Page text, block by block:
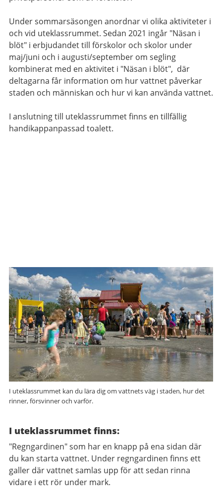
Under sommarsäsongen anordnar vi olika aktiviteter i
och vid uteklassrummet. Sedan 2021 ingår "Näsan i
blöt" i erbjudandet till förskolor och skolor under
maj/juni och i augusti/september om segling
kombinerat med en aktivitet i "Näsan i blöt", där
deltagarna får information om hur vattnet påverkar
staden och människan och hur vi kan använda vattnet.
I anslutning till uteklassrummet finns en tillfällig
handikappanpassad toalett.
I uteklassrummet kan du lära dig om vattnets väg i staden, hur det
rinner, försvinner och varför.
I uteklassrummet finns:
"Regngardinen" som har en knapp på ena sidan där
du kan starta vattnet. Under regngardinen finns ett
galler där vattnet samlas upp för att sedan rinna
vidare i ett rör under mark.